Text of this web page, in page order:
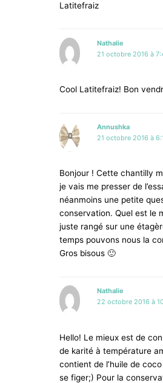
Latitefraiz
Nathalie
21 octobre 2016 à
Cool Latitefraiz! Bon
Annushka
21 octobre 2016 à
Bonjour ! Cette chantilly
je vais me presser de
néanmoins une petite
conservation. Quel est le
juste rangé sur une
temps pouvons nous la
Gros bisous 🙂
Nathalie
22 octobre 2016 à
Hello! Le mieux est de
de karité à température
contient de l’huile de
se figer;) Pour la